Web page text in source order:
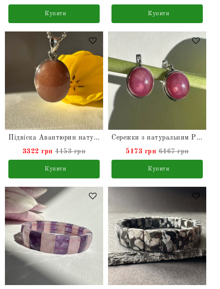
Купити Купити
Підвіска Авантюрин натуральний в сріблі
3322 грн 4153 грн
Купити
Сережки з натуральним Рубіном зі срібла
5173 грн 6467 грн
Купити